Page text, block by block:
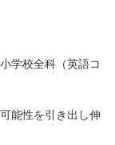
学校全科（英語コ
能性を引き出し伸